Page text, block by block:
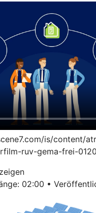
is/content/
ruv-gema-frei-
02:00 •